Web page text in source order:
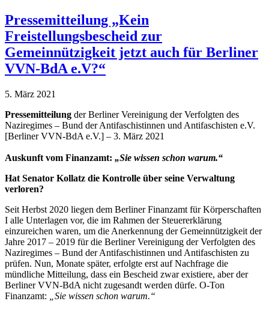
Pressemitteilung „Kein
Freistellungsbescheid zur
Gemeinnützigkeit jetzt auch für Berliner
VVN-BdA e.V?“
5. März 2021
Pressemitteilung der Berliner Vereinigung der Verfolgten des
Naziregimes – Bund der Antifaschistinnen und Antifaschisten e.V.
[Berliner VVN-BdA e.V.] – 3. März 2021
Auskunft vom Finanzamt: „Sie wissen schon warum.“
Hat Senator Kollatz die Kontrolle über seine Verwaltung
verloren?
Seit Herbst 2020 liegen dem Berliner Finanzamt für Körperschaften
I alle Unterlagen vor, die im Rahmen der Steuererklärung
einzureichen waren, um die Anerkennung der Gemeinnützigkeit der
Jahre 2017 – 2019 für die Berliner Vereinigung der Verfolgten des
Naziregimes – Bund der Antifaschistinnen und Antifaschisten zu
prüfen. Nun, Monate später, erfolgte erst auf Nachfrage die
mündliche Mitteilung, dass ein Bescheid zwar existiere, aber der
Berliner VVN-BdA nicht zugesandt werden dürfe. O-Ton
Finanzamt:
„Sie wissen schon warum.“